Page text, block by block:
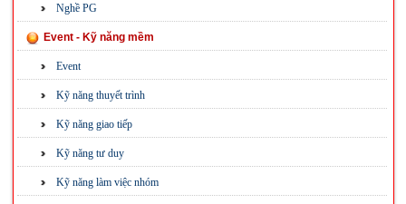
Nghề PG
Event - Kỹ năng mềm
Event
Kỹ năng thuyết trình
Kỹ năng giao tiếp
Kỹ năng tư duy
Kỹ năng làm việc nhóm